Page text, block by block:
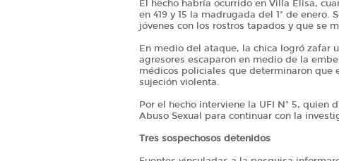
El hecho habría ocurrido en Villa Elisa,
en 419 y 15 la madrugada del 1º de
jóvenes con los rostros tapados y que se
En medio del ataque, la chica logró zafar
agresores escaparon en medio de la
médicos policiales que determinaron que
sujeción violenta.
Por el hecho interviene la UFI Nº 5, quien
Abuso Sexual para continuar con la
Tres sospechosos detenidos